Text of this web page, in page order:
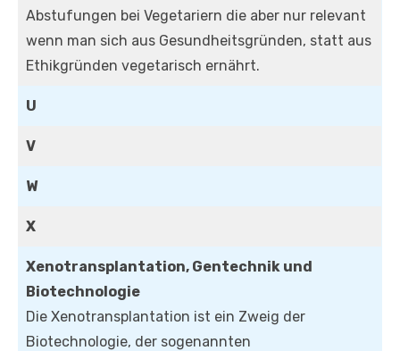
Abstufungen bei Vegetariern die aber nur relevant
wenn man sich aus Gesundheitsgründen, statt aus
Ethikgründen vegetarisch ernährt.
U
V
W
X
Xenotransplantation, Gentechnik und
Biotechnologie
Die Xenotransplantation ist ein Zweig der
Biotechnologie, der sogenannten